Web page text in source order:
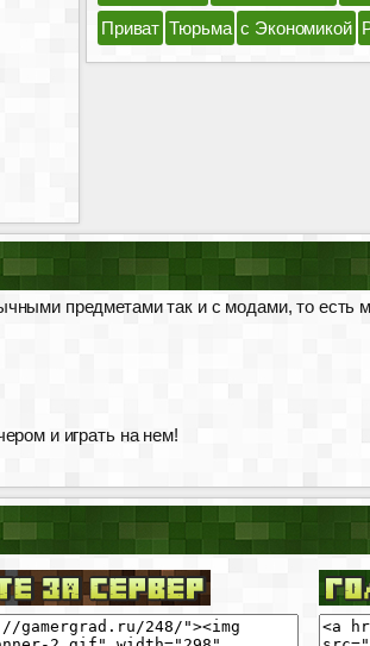
Приват Тюрьма с Экономикой
предметами так и с модами, то есть
и играть на нем!